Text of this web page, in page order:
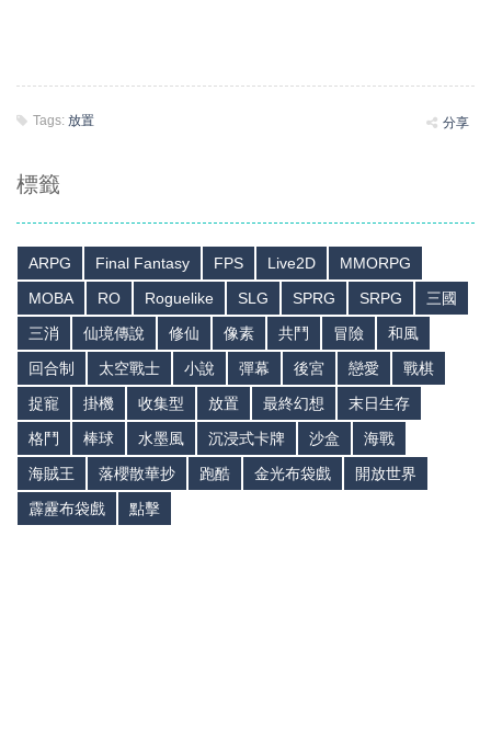
Tags: 放置 分享
標籤
ARPG Final Fantasy FPS Live2D
MMORPG
MOBA
RO Roguelike SLG SPRG SRPG
三國
三消
仙境傳說 修仙 像素 共鬥 冒險
和風
回合制
太空戰士 小說 彈幕 後宮 戀愛
戰棋
捉寵
掛機 收集型 放置 最終幻想
末日生存
格鬥
棒球 水墨風 沉浸式卡牌 沙盒
海戰
海賊王
落櫻散華抄 跑酷 金光布袋戲
開放世界
霹靂布袋戲
點擊